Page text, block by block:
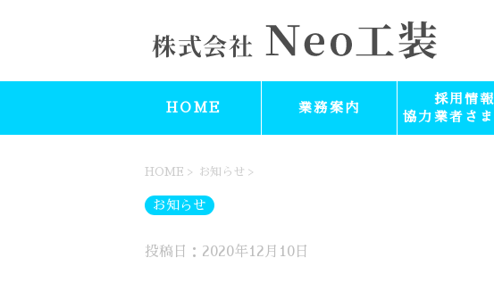
HOME 業務案内
採用情報
協力業者さ
HOME > お知らせ >
お知らせ
投稿日：2020年12月10日